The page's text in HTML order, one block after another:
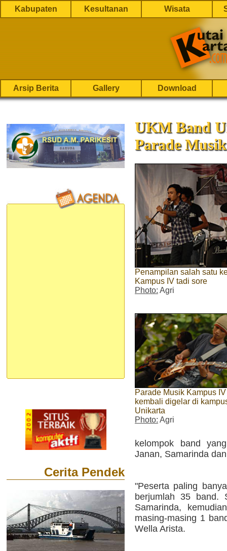
Kabupaten Kesultanan Wisata
Arsip Berita Gallery Download
Cerita Pendek
UKM Band
Parade
Penampilan salah satu
Kampus IV tadi sore
Photo: Agri
Parade Musik Kampus
kembali digelar di
Unikarta
Photo: Agri
kelompok band
Janan, Samarinda
"Peserta paling
berjumlah 35 band.
Samarinda,
masing-masing 1
Wella Arista.